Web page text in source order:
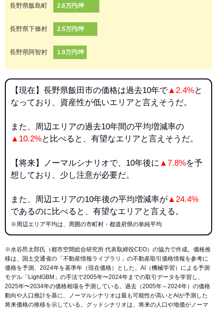
長野県飯島町 2.6万円/坪
長野県下條村 2.5万円/坪
長野県阿智村 1.9万円/坪
【現在】長野県飯田市の価格は過去10年で▲2.4%と
なっており、資産性が低いエリアと言えそうだ。
また、周辺エリアの過去10年間の平均増減率の
▲10.2%と比べると、有望なエリアと言えそうだ。
【将来】ノーマルシナリオで、10年後に ▲7.8%を予
想しており、少し注意が必要だ。
また、周辺エリアの10年後の平均増減率が▲24.4%
であるのに比べると、有望なエリアと言える。
※周辺エリア平均は、周囲の市町村・都道府県の単純平均
※水谷昂太郎氏（都市空間総合研究所 代表取締役CEO）の協力で作成。価格推
移は、国土交通省の「 不動産情報ライブラリ 」の不動産取引価格情報を参考に
価格を予測、2024年を基準年（現在価格）とした。AI（機械学習）による予測
モデル「LightGBM」の手法で2005年〜2024年までの取引データを学習し、
2025年〜2034年の価格相場を予測している。過去（2005年～2024年）の価格
動向や人口推計を基に、ノーマルシナリオは最も可能性が高いとAIが予測した
将来価格の推移を示している。グッドシナリオは、将来の人口や地価がノーマ